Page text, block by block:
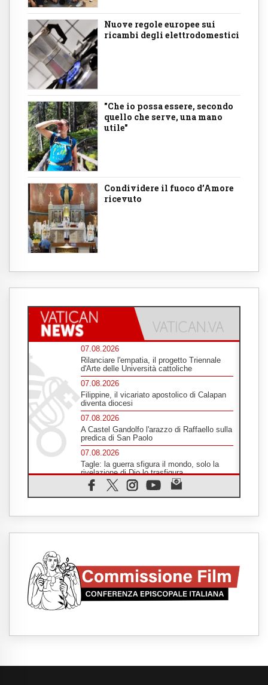
Nuove regole europee sui
ricambi degli elettrodomestici
"Che io possa essere, secondo
quello che serve, una mano
utile"
Condividere il fuoco d’Amore
ricevuto
07.08.2026
Rilanciare l'empatia, il progetto Triennale
d'Arte delle Università cattoliche
07.08.2026
Filippine, il vicariato apostolico di Calapan
diventa diocesi
07.08.2026
A Castel Gandolfo l'arazzo di Raffaello sulla
predica di San Paolo
07.08.2026
Tagle: la guerra sfigura il mondo, solo la
rivelazione di Dio lo trasfigura
07.08.2026
Il Papa in Francia, quattro giorni intensi tra
SIGNIS 2026, dare voce alle religiose
Honduras, gli sfollati invisibili di una crisi
dimenticata
07.08.2026
Italia, Antigone: carceri al limite della
Parolin conclude il viaggio in Messico: "La